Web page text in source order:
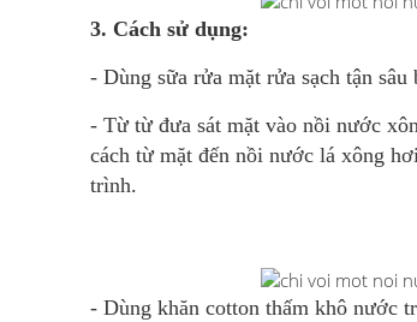
3. Cách sử dụng:
- Dùng sữa rửa mặt rửa sạch tận
- Từ từ đưa sát mặt vào nồi nước
cách từ mặt đến nồi nước lá xông
trình.
- Dùng khăn cotton thấm khô nước